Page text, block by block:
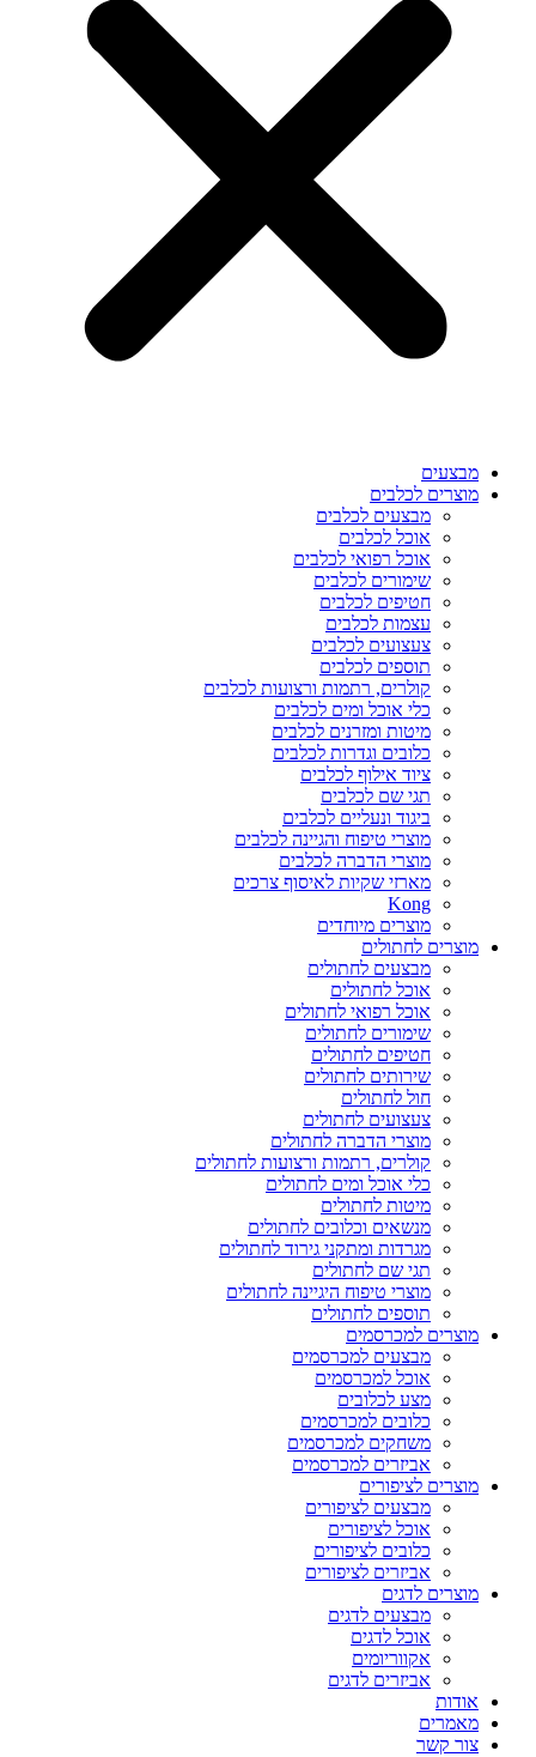
מבצעים
מוצרים לכלבים
מבצעים לכלבים
אוכל לכלבים
אוכל רפואי לכלבים
שימורים לכלבים
חטיפים לכלבים
עצמות לכלבים
צעצועים לכלבים
תוספים לכלבים
קולרים, רתמות ורצועות לכלבים
כלי אוכל ומים לכלבים
מיטות ומזרנים לכלבים
כלובים וגדרות לכלבים
ציוד אילוף לכלבים
תגי שם לכלבים
ביגוד ונעליים לכלבים
מוצרי טיפוח והגיינה לכלבים
מוצרי הדברה לכלבים
מארזי שקיות לאיסוף צרכים
Kong
מוצרים מיוחדים
מוצרים לחתולים
מבצעים לחתולים
אוכל לחתולים
אוכל רפואי לחתולים
שימורים לחתולים
חטיפים לחתולים
שירותים לחתולים
חול לחתולים
צעצועים לחתולים
מוצרי הדברה לחתולים
קולרים, רתמות ורצועות לחתולים
כלי אוכל ומים לחתולים
מיטות לחתולים
מנשאים וכלובים לחתולים
מגרדות ומתקני גירוד לחתולים
תגי שם לחתולים
מוצרי טיפוח היגיינה לחתולים
תוספים לחתולים
מוצרים למכרסמים
מבצעים למכרסמים
אוכל למכרסמים
מצע לכלובים
כלובים למכרסמים
משחקים למכרסמים
אביזרים למכרסמים
מוצרים לציפורים
מבצעים לציפורים
אוכל לציפורים
כלובים לציפורים
אביזרים לציפורים
מוצרים לדגים
מבצעים לדגים
אוכל לדגים
אקווריומים
אביזרים לדגים
אודות
מאמרים
צור קשר